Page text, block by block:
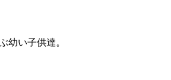
幼い子供達。